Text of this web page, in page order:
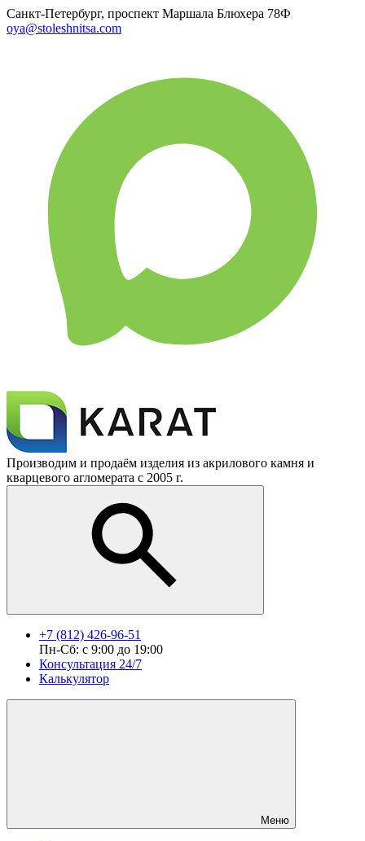
Санкт-Петербург, проспект Маршала Блюхера 78Ф
oya@stoleshnitsa.com
Производим и продаём изделия из акрилового камня и
кварцевого агломерата с 2005 г.
+7 (812) 426-96-51
Пн-Сб: с 9:00 до 19:00
Консультация 24/7
Калькулятор
Меню